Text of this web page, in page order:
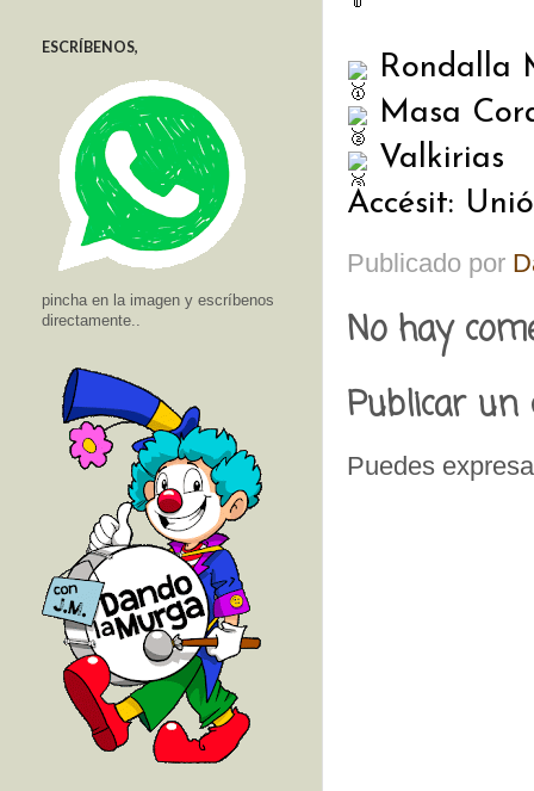
Rondalla
Masa
Valkirias
Accésit:
Publicado por
No hay
Publicar
Puedes
ESCRÍBENOS,
pincha en la imagen y escríbenos
directamente..